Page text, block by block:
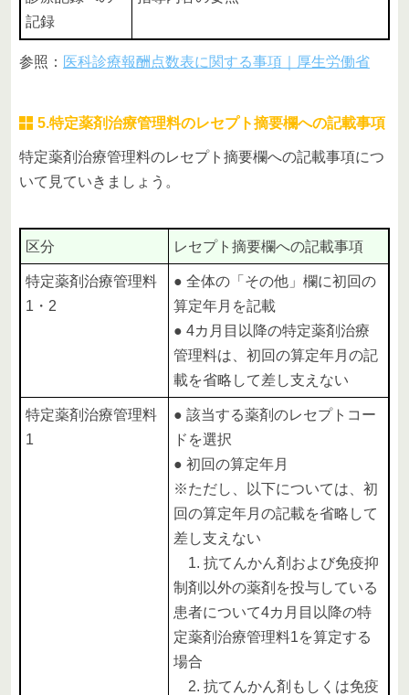
記録
参照： 医科診療報酬点数表に関する事項｜厚生労働省
5.特定薬剤治療管理料のレセプト摘要欄への記載事項
特定薬剤治療管理料のレセプト摘要欄への記載事項につ
いて見ていきましょう。
区分 レセプト摘要欄への記載事項
特定薬剤治療管理料
1・2
● 全体の「その他」欄に初回の
算定年月を記載
● 4カ月目以降の特定薬剤治療
管理料は、初回の算定年月の記
載を省略して差し支えない
特定薬剤治療管理料
1
● 該当する薬剤のレセプトコー
ドを選択
● 初回の算定年月
※ただし、以下については、初
回の算定年月の記載を省略して
差し支えない
1. 抗てんかん剤および免疫抑
制剤以外の薬剤を投与している
患者について4カ月目以降の特
定薬剤治療管理料1を算定する
場合
2. 抗てんかん剤もしくは免疫